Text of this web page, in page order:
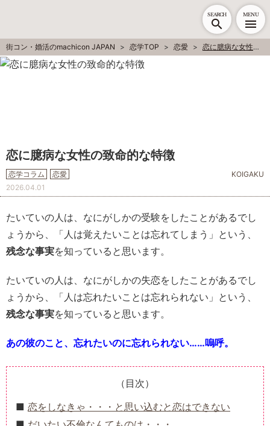
SEARCH MENU
街コン・婚活のmachicon JAPAN 恋学TOP 恋愛 恋に臆病な女性の致命的な特徴
恋に臆病な女性の致命的な特徴
恋学コラム 恋愛
KOIGAKU
2026.04.01
たいていの人は、なにがしかの受験をしたことがあるでし
ょうから、「人は覚えたいことは忘れてしまう」という、
残念な事実を知っていると思います。
たいていの人は、なにがしかの失恋をしたことがあるでし
ょうから、「人は忘れたいことは忘れられない」という、
残念な事実を知っていると思います。
あの彼のこと、忘れたいのに忘れられない……嗚呼。
（目次）
恋をしなきゃ・・・と思い込むと恋はできない